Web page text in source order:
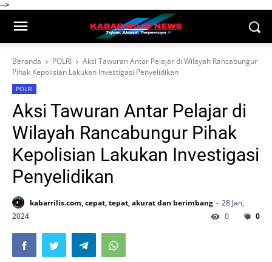
-->
Beranda POLRI
Aksi Tawuran Antar Pelajar di Wilayah Rancabungur
Pihak Kepolisian Lakukan Investigasi Penyelidikan
POLRI
Aksi Tawuran Antar Pelajar di
Wilayah Rancabungur Pihak
Kepolisian Lakukan Investigasi
Penyelidikan
kabarrilis.com, cepat, tepat, akurat dan berimbang
28 Jan,
2024
0
0